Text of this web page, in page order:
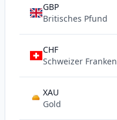
GBP
Britisches Pfund
CHF
Schweizer Franken
AU
XAU
Gold